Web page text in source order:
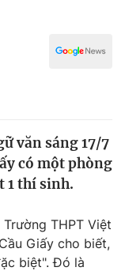
văn sáng 17/7
có một phòng
1 thí sinh.
THPT Việt
Giấy cho biết,
biệt". Đó là